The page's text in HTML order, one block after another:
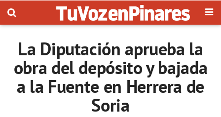
La Diputación aprueba la
obra del depósito y bajada
a la Fuente en Herrera de
Soria